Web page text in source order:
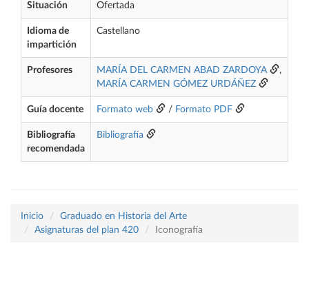
Situación Ofertada
Idioma de
impartición
Castellano
Profesores MARÍA DEL CARMEN ABAD ZARDOYA
,
MARÍA CARMEN GÓMEZ URDÁÑEZ
Guía docente Formato web / Formato PDF
Bibliografía
recomendada
Bibliografía
Inicio
Graduado en Historia del Arte
Asignaturas del plan 420
Iconografía